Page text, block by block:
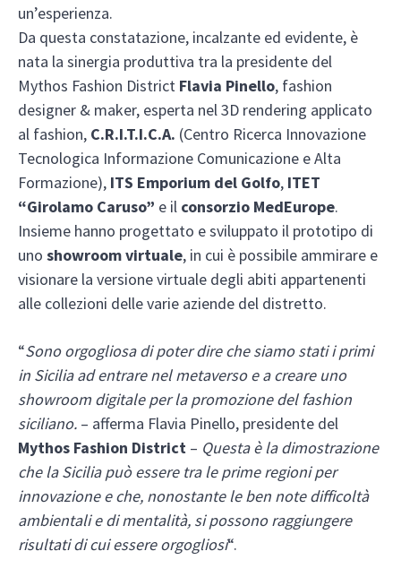
un’esperienza.
Da questa constatazione, incalzante ed evidente, è
nata la sinergia produttiva tra la presidente del
Mythos Fashion District Flavia Pinello, fashion
designer & maker, esperta nel 3D rendering applicato
al fashion, C.R.I.T.I.C.A. (Centro Ricerca Innovazione
Tecnologica Informazione Comunicazione e Alta
Formazione), ITS Emporium del Golfo, ITET
“Girolamo Caruso” e il consorzio MedEurope.
Insieme hanno progettato e sviluppato il prototipo di
uno showroom virtuale, in cui è possibile ammirare e
visionare la versione virtuale degli abiti appartenenti
alle collezioni delle varie aziende del distretto.
“Sono orgogliosa di poter dire che siamo stati i primi
in Sicilia ad entrare nel metaverso e a creare uno
showroom digitale per la promozione del fashion
siciliano. – afferma Flavia Pinello, presidente del
Mythos Fashion District – Questa è la dimostrazione
che la Sicilia può essere tra le prime regioni per
innovazione e che, nonostante le ben note difficoltà
ambientali e di mentalità, si possono raggiungere
risultati di cui essere orgogliosi“.